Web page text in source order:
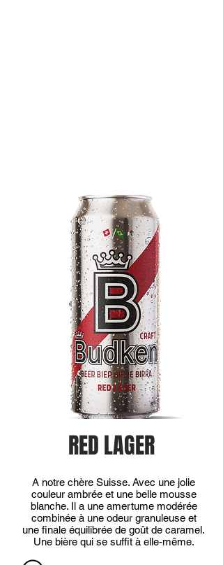
RED LAGER
A notre chère Suisse. Avec une jolie
couleur ambrée et une belle mousse
blanche. Il a une amertume modérée
combinée à une odeur granuleuse et
une finale équilibrée de goût de caramel.
Une bière qui se suffit à elle-même.